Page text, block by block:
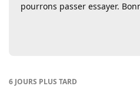
pourrons passer essayer.
6 JOURS PLUS TARD